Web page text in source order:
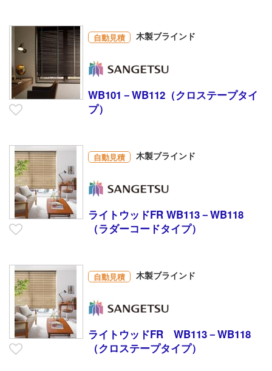
自動見積 木製ブラインド
WB101－WB112（クロステープタイ
プ）
自動見積 木製ブラインド
ライトウッドFR WB113－WB118
（ラダーコードタイプ）
自動見積 木製ブラインド
ライトウッドFR WB113－WB118
（クロステープタイプ）